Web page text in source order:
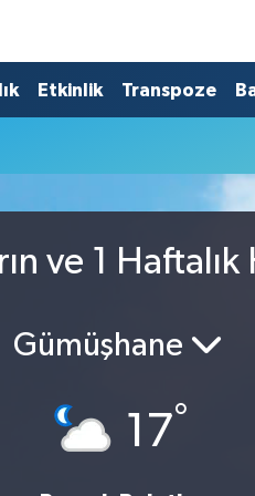
Etkinlik Transpoze
ve 1
Gümüşhane
17°